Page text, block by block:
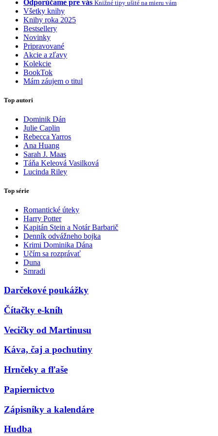
Odporúčame pre vás Knižné tipy ušité na mieru vám
Všetky knihy
Knihy roka 2025
Bestsellery
Novinky
Pripravované
Akcie a zľavy
Kolekcie
BookTok
Mám záujem o titul
Top autori
Dominik Dán
Julie Caplin
Rebecca Yarros
Ana Huang
Sarah J. Maas
Táňa Keleová Vasilková
Lucinda Riley
Top série
Romantické úteky
Harry Potter
Kapitán Stein a Notár Barbarič
Denník odvážneho bojka
Krimi Dominika Dána
Učím sa rozprávať
Duna
Smradi
Darčekové poukážky
Čítačky e-kníh
Vecičky od Martinusu
Káva, čaj a pochutiny
Hrnčeky a fľaše
Papiernictvo
Zápisníky a kalendáre
Hudba